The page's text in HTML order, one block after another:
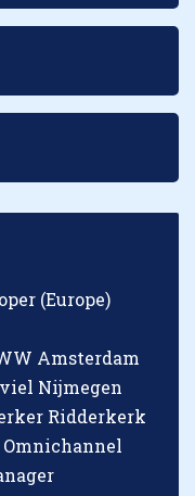
(Europe)
Amsterdam
Nijmegen
Ridderkerk
Omnichannel